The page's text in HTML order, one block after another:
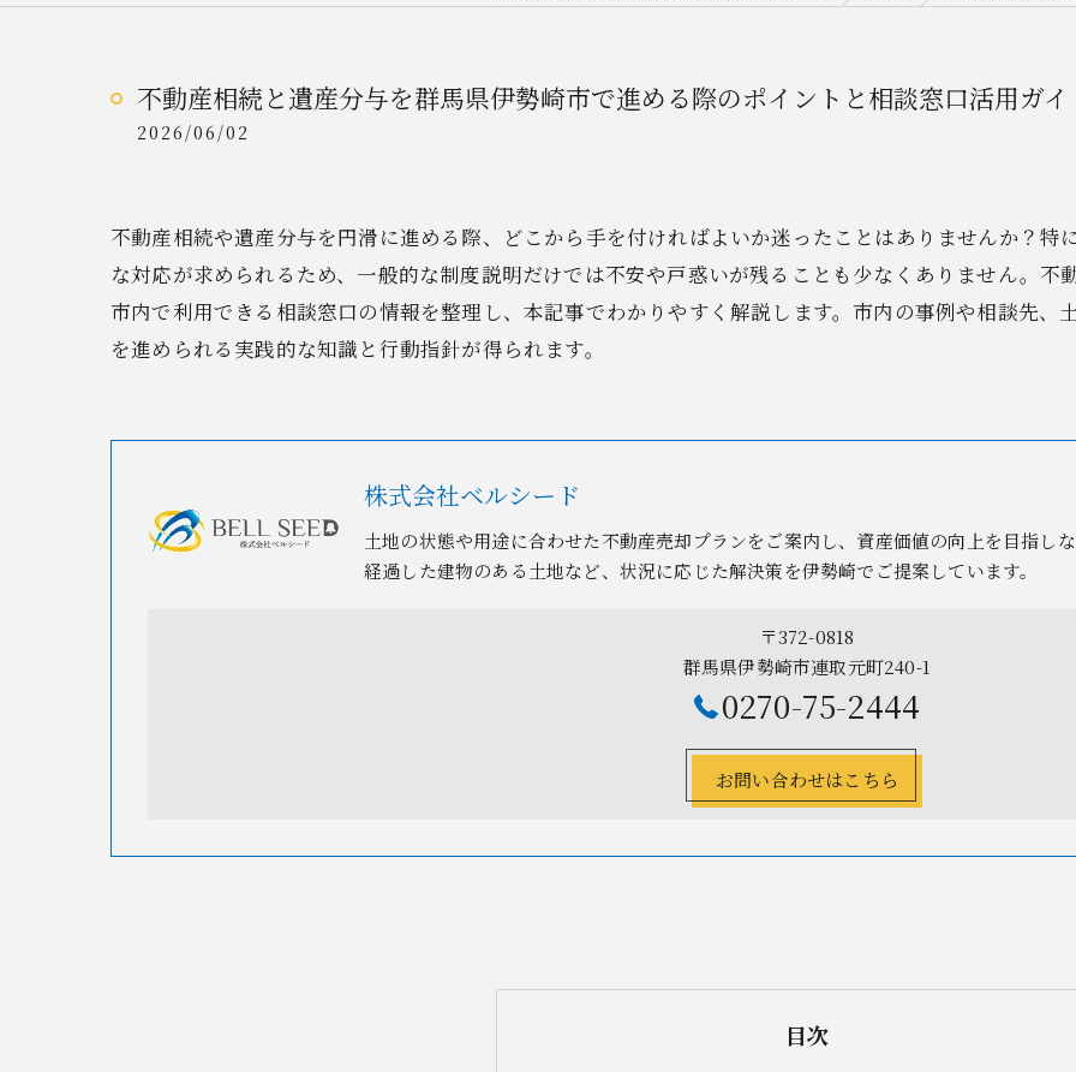
不動産相続と遺産分与を群馬県伊勢崎市で進める際のポイントと相談窓口活用ガイ
2026/06/02
不動産相続や遺産分与を円滑に進める際、どこから手を付ければよいか迷ったことはありませんか？特
な対応が求められるため、一般的な制度説明だけでは不安や戸惑いが残ることも少なくありません。不
市内で利用できる相談窓口の情報を整理し、本記事でわかりやすく解説します。市内の事例や相談先、
を進められる実践的な知識と行動指針が得られます。
株式会社ベルシード
土地の状態や用途に合わせた不動産売却プランをご案内し、資産価値の向上を目指し
経過した建物のある土地など、状況に応じた解決策を伊勢崎でご提案しています。
〒372-0818
群馬県伊勢崎市連取元町240-1
0270-75-2444
お問い合わせはこちら
目次